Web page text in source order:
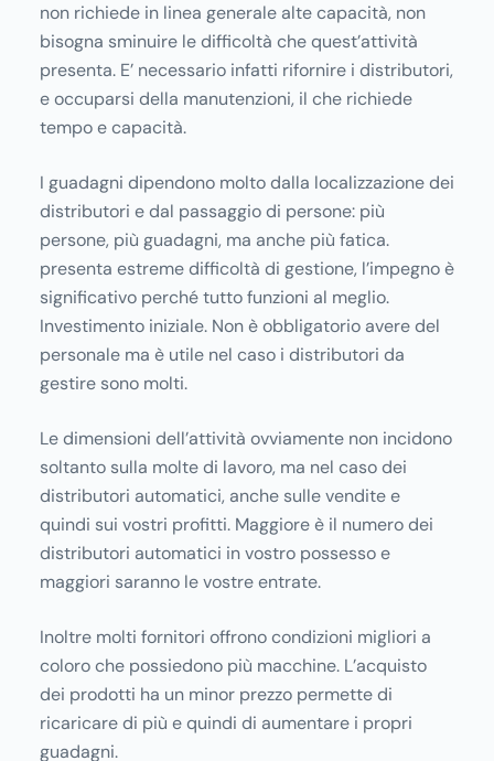
non richiede in linea generale alte capacità, non
bisogna sminuire le difficoltà che quest’attività
presenta. E’ necessario infatti rifornire i distributori,
e occuparsi della manutenzioni, il che richiede
tempo e capacità.
I guadagni dipendono molto dalla localizzazione dei
distributori e dal passaggio di persone: più
persone, più guadagni, ma anche più fatica.
presenta estreme difficoltà di gestione, l’impegno è
significativo perché tutto funzioni al meglio.
Investimento iniziale. Non è obbligatorio avere del
personale ma è utile nel caso i distributori da
gestire sono molti.
Le dimensioni dell’attività ovviamente non incidono
soltanto sulla molte di lavoro, ma nel caso dei
distributori automatici, anche sulle vendite e
quindi sui vostri profitti. Maggiore è il numero dei
distributori automatici in vostro possesso e
maggiori saranno le vostre entrate.
Inoltre molti fornitori offrono condizioni migliori a
coloro che possiedono più macchine. L’acquisto
dei prodotti ha un minor prezzo permette di
ricaricare di più e quindi di aumentare i propri
guadagni.